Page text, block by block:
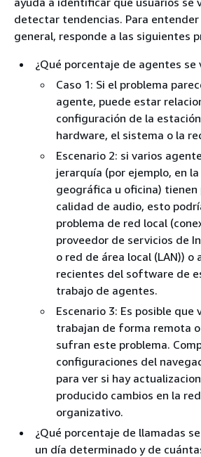
detectar tendencias. Para
general, responde a las siguientes
¿Qué porcentaje de agentes
Caso 1: Si el problema
agente, puede estar
configuración de la
hardware, el sistema o la
Escenario 2: si varios
jerarquía (por ejemplo, en
geográfica u oficina) tienen
calidad de audio, esto
problema de red local
proveedor de servicios de
o red de área local (LAN)) o
recientes del software de
trabajo de agentes.
Escenario 3: Es posible que
trabajan de forma remota
sufran este problema.
configuraciones del
para ver si hay
producido cambios en la
organizativo.
¿Qué porcentaje de llamadas
un día determinado y de